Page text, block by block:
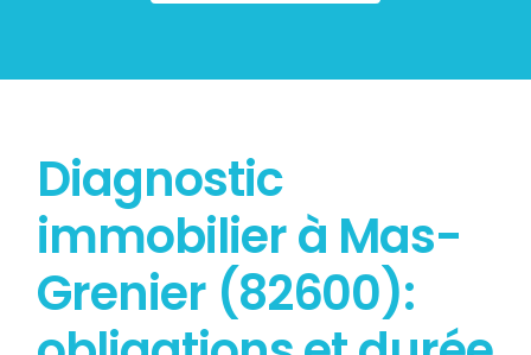
Diagnostic
immobilier à Mas-
Grenier (82600):